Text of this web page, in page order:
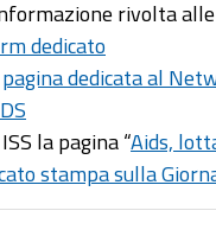
rivolta alle
dedicato
pagina dedicata al
la pagina “Aids,
stampa sulla